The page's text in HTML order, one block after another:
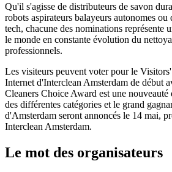
Qu'il s'agisse de distributeurs de savon
robots aspirateurs balayeurs autonomes
tech, chacune des nominations représente
le monde en constante évolution du
professionnels.
Les visiteurs peuvent voter pour le
Internet d'Interclean Amsterdam de début
Cleaners Choice Award est une nouveauté
des différentes catégories et le grand
d'Amsterdam seront annoncés le 14 mai,
Interclean Amsterdam.
Le mot des organisateurs